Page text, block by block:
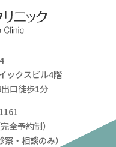
ックスビル4階
口徒歩1分
全予約制）
・相談のみ）